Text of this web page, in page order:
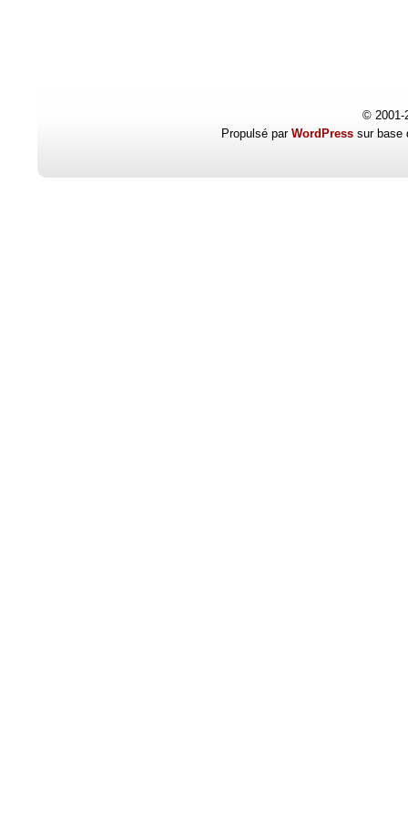
© 2001-
Propulsé par WordPresssur base